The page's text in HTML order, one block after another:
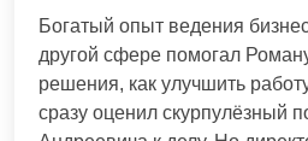
Богатый опыт ведения
другой сфере помогал
решения, как улучшить
сразу оценил скурпулёзный